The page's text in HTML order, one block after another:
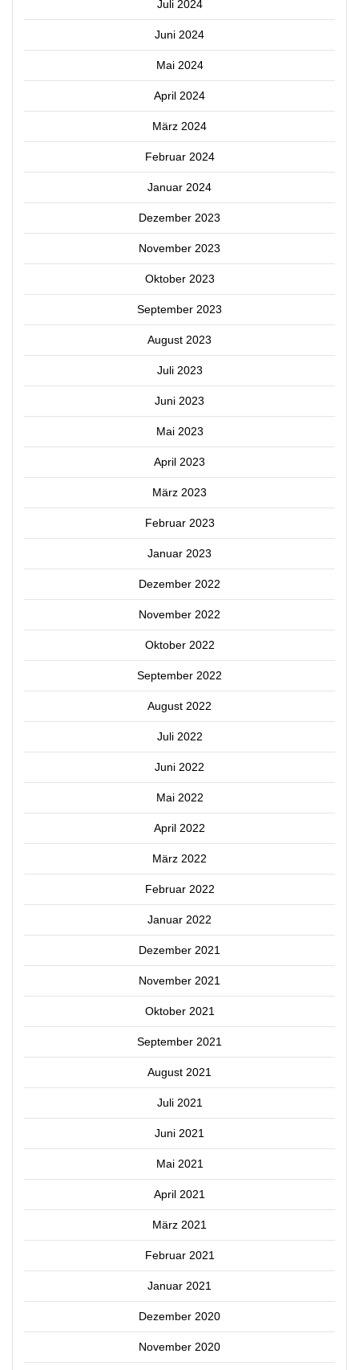
Juli 2024
Juni 2024
Mai 2024
April 2024
März 2024
Februar 2024
Januar 2024
Dezember 2023
November 2023
Oktober 2023
September 2023
August 2023
Juli 2023
Juni 2023
Mai 2023
April 2023
März 2023
Februar 2023
Januar 2023
Dezember 2022
November 2022
Oktober 2022
September 2022
August 2022
Juli 2022
Juni 2022
Mai 2022
April 2022
März 2022
Februar 2022
Januar 2022
Dezember 2021
November 2021
Oktober 2021
September 2021
August 2021
Juli 2021
Juni 2021
Mai 2021
April 2021
März 2021
Februar 2021
Januar 2021
Dezember 2020
November 2020